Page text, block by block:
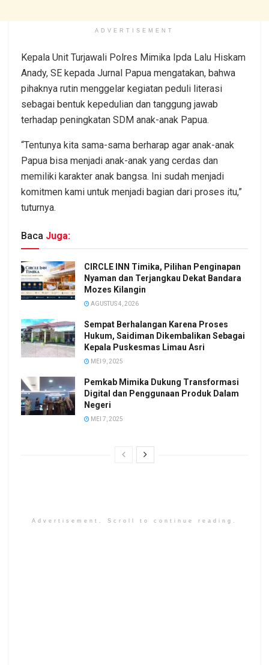
ADVERTISEMENT
Kepala Unit Turjawali Polres Mimika Ipda Lalu Hiskam
Anady, SE kepada Jurnal Papua mengatakan, bahwa
pihaknya rutin menggelar kegiatan peduli literasi
sebagai bentuk kepedulian dan tanggung jawab
terhadap peningkatan SDM anak-anak Papua.
“Tentunya kita sama-sama berharap agar anak-anak
Papua bisa menjadi anak-anak yang cerdas dan
memiliki karakter anak bangsa. Ini sudah menjadi
komitmen kami untuk menjadi bagian dari proses itu,”
tuturnya.
Baca Juga:
CIRCLE INN Timika, Pilihan Penginapan
Nyaman dan Terjangkau Dekat Bandara
Mozes Kilangin
AGUSTUS 4, 2026
Sempat Berhalangan Karena Proses
Hukum, Saidiman Dikembalikan Sebagai
Kepala Puskesmas Limau Asri
MEI 9, 2025
Pemkab Mimika Dukung Transformasi
Digital dan Penggunaan Produk Dalam
Negeri
MEI 7, 2025
Advertisement. Scroll to continue reading.